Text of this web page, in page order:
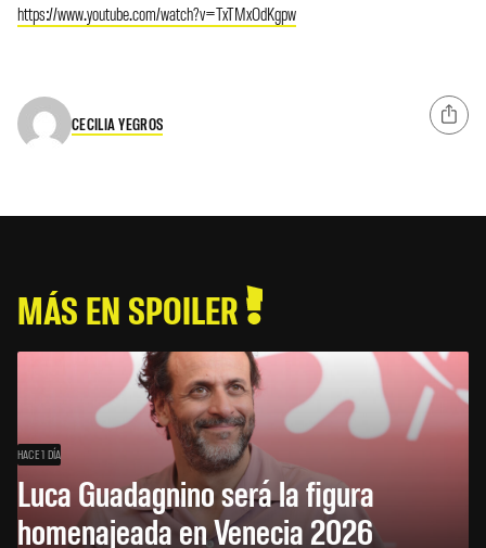
https://www.youtube.com/watch?v=TxTMxOdKgpw
CECILIA YEGROS
MÁS EN SPOILER
HACE 1 DÍA
Luca Guadagnino será la figura
homenajeada en Venecia 2026